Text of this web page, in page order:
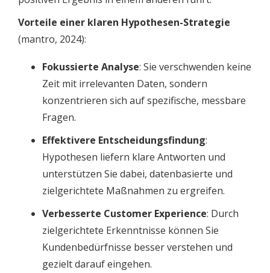
Vorteile einer klaren Hypothesen-Strategie
(mantro, 2024):
Fokussierte Analyse: Sie verschwenden keine
Zeit mit irrelevanten Daten, sondern
konzentrieren sich auf spezifische, messbare
Fragen.
Effektivere Entscheidungsfindung:
Hypothesen liefern klare Antworten und
unterstützen Sie dabei, datenbasierte und
zielgerichtete Maßnahmen zu ergreifen.
Verbesserte Customer Experience: Durch
zielgerichtete Erkenntnisse können Sie
Kundenbedürfnisse besser verstehen und
gezielt darauf eingehen.